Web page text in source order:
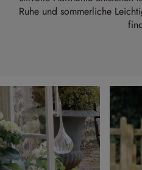
Ruhe und sommerliche